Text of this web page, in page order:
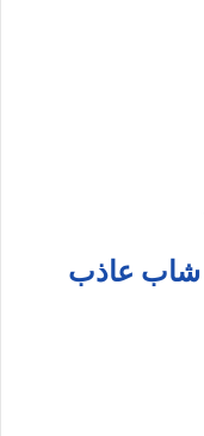
شاب عاذب